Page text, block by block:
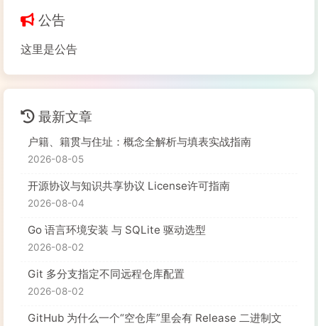
公告
这里是公告
最新文章
户籍、籍贯与住址：概念全解析与填表实战指南
2026-08-05
开源协议与知识共享协议 License许可指南
2026-08-04
Go 语言环境安装 与 SQLite 驱动选型
2026-08-02
Git 多分支指定不同远程仓库配置
2026-08-02
GitHub 为什么一个“空仓库”里会有 Release 二进制文